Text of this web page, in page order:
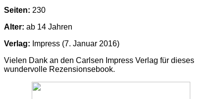
Seiten: 230
Alter: ab 14 Jahren
Verlag: Impress (7. Januar 2016)
Vielen Dank an den Carlsen Impress Verlag für dieses
wundervolle Rezensionsebook.